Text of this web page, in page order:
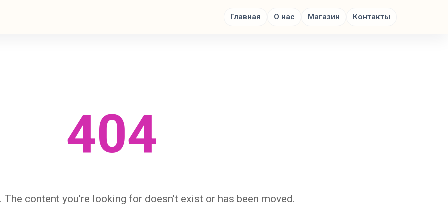
Главная О нас Магазин Контакты
404
The content you're looking for doesn't exist or has been moved.